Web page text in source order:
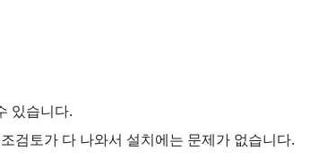
있습니다.
검토가 다 나와서 설치에는 문제가 없습니다.